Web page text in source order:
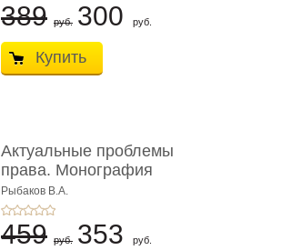
389 руб. 300 руб.
Купить
Актуальные проблемы
права. Монография
Рыбаков В.А.
459 руб. 353 руб.